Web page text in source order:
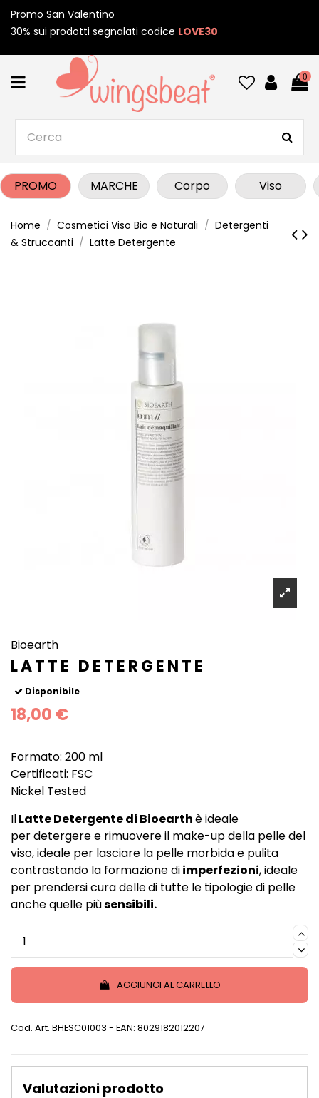
Promo San Valentino
30% sui prodotti segnalati codice LOVE30
0
PROMO MARCHE Corpo Viso
Home Cosmetici Viso Bio e Naturali
Detergenti
& Struccanti
Latte Detergente
Bioearth
LATTE DETERGENTE
Disponibile
18,00 €
Formato: 200 ml
Certificati: FSC
Nickel Tested
IlLatte Detergente di Bioearthè ideale
per detergere e rimuovere il make-up della pelle del
viso, ideale per lasciare la pelle morbida e pulita
contrastando la formazione diimperfezioni, ideale
per prendersi cura delledi tutte le tipologie di pelle
anche quelle piùsensibili.
AGGIUNGI AL CARRELLO
Cod. Art. BHESC01003 - EAN: 8029182012207
Valutazioni prodotto